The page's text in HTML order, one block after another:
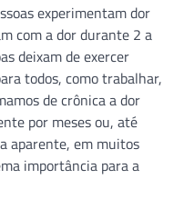
experimentam dor
com a dor durante 2 a
deixam de exercer
todos, como trabalhar,
de crônica a dor
por meses ou, até
aparente, em muitos
importância para a